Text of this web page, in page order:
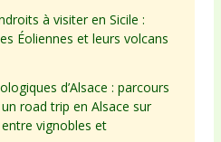
à visiter en Sicile :
Éoliennes et leurs volcans
d’Alsace : parcours
road trip en Alsace sur
vignobles et